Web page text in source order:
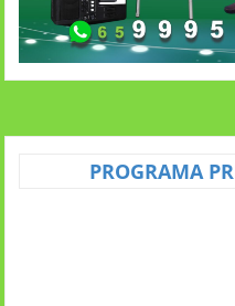
PROGRAMA